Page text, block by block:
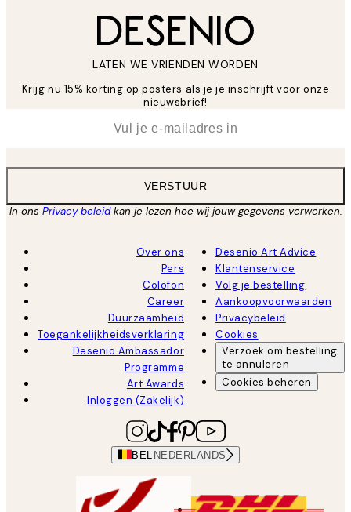
LATEN WE VRIENDEN WORDEN
Krijg nu 15% korting op posters als je je inschrijft voor onze
nieuwsbrief!
VERSTUUR
In ons Privacy beleidkan je lezen hoe wij jouw gegevens verwerken.
Over ons
Pers
Colofon
Career
Duurzaamheid
Toegankelijkheidsverklaring
Desenio Ambassador
Programme
Art Awards
Inloggen (Zakelijk)
Desenio Art Advice
Klantenservice
Volg je bestelling
Aankoopvoorwaarden
Privacybeleid
Cookies
Verzoek om bestelling
te annuleren
Cookies beheren
BEL NEDERLANDS